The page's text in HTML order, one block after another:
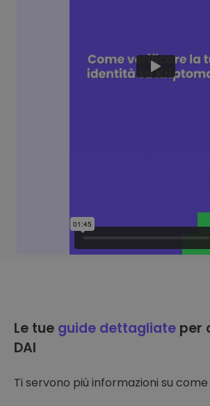
Le tue guide dettagliate per
DAI
Ti servono più informazioni su